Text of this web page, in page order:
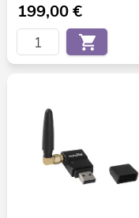
199,00€